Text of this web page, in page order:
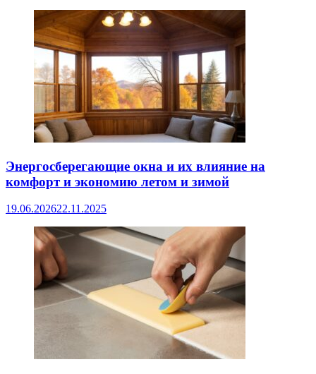
Энергосберегающие окна и их влияние на
комфорт и экономию летом и зимой
19.06.202622.11.2025